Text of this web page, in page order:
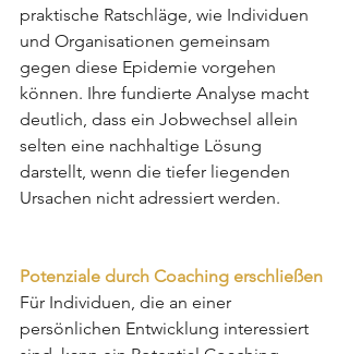
praktische Ratschläge, wie Individuen
und Organisationen gemeinsam
gegen diese Epidemie vorgehen
können. Ihre fundierte Analyse macht
deutlich, dass ein Jobwechsel allein
selten eine nachhaltige Lösung
darstellt, wenn die tiefer liegenden
Ursachen nicht adressiert werden.
Potenziale durch Coaching erschließen
Für Individuen, die an einer
persönlichen Entwicklung interessiert